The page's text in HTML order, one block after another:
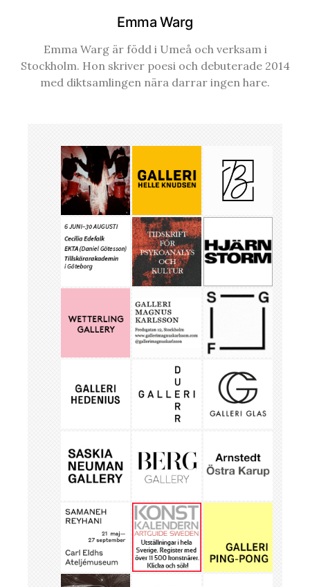
Emma Warg
Emma Warg är född i Umeå och verksam i
Stockholm. Hon skriver poesi och debuterade 2014
med diktsamlingen nära darrar ingen hare.